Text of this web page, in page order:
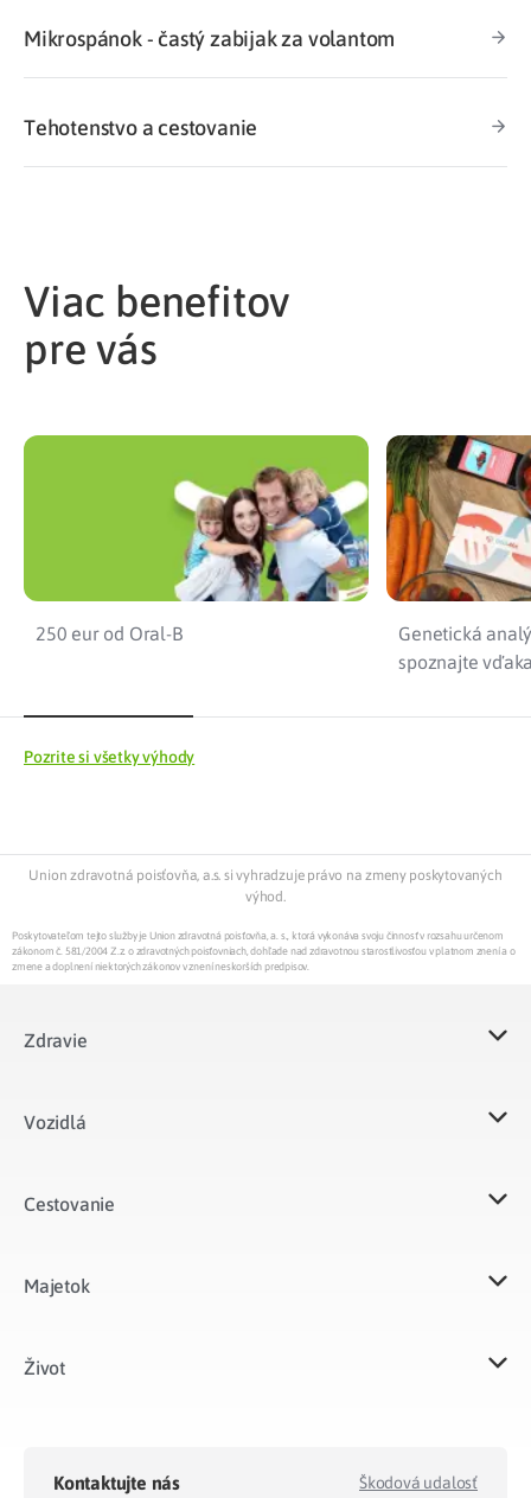
Mikrospánok - častý zabijak za volantom
Tehotenstvo a cestovanie
Viac benefitov
pre vás
250 eur od Oral-B
Genetická
spoznajte
Pozrite si všetky výhody
Union zdravotná poisťovňa, a.s. si vyhradzuje právo na zmeny poskytovaných
výhod.
Poskytovateľom tejto služby je Union zdravotná poisťovňa, a. s., ktorá vykonáva svoju činnosť v rozsahu určenom
zákonom č. 581/2004 Z.z. o zdravotných poisťovniach, dohľade nad zdravotnou starostlivosťou v platnom znení a o
zmene a doplnení niektorých zákonov v znení neskorších predpisov.
Zdravie
Vozidlá​
Cestovanie
Majetok​
Život​
Kontaktujte nás Škodová udalosť